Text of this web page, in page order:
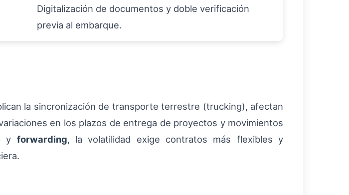
Digitalización de documentos y doble verificación
previa al embarque.
la sincronización de transporte terrestre (trucking), afectan
en los plazos de entrega de proyectos y movimientos
y forwarding, la volatilidad exige contratos más flexibles y